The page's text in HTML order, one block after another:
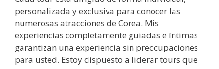
personalizada y exclusiva para conocer las
numerosas atracciones de Corea. Mis
experiencias completamente guiadas e íntimas
garantizan una experiencia sin preocupaciones
para usted. Estoy dispuesto a liderar tours que